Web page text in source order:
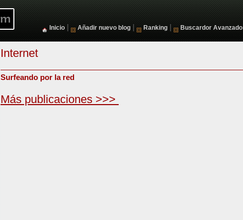
Inicio Añadir nuevo blog Ranking Buscardor Avanzado
Internet
Surfeando por la red
Más publicaciones >>>